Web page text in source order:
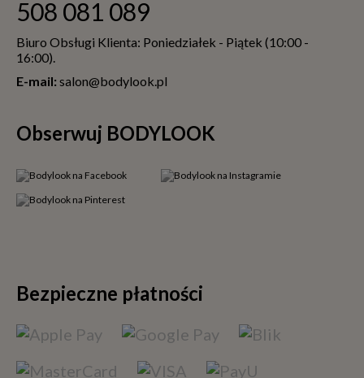
508 081 089
Biuro Obsługi Klienta: Poniedziałek - Piątek (10:00 -
16:00).
E-mail: salon@bodylook.pl
Obserwuj BODYLOOK
Bezpieczne płatności